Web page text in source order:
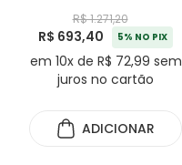
R$ 1.271,20
R$ 693,40 5% NO PIX
em 10x de R$ 72,99 sem
juros no cartão
ADICIONAR